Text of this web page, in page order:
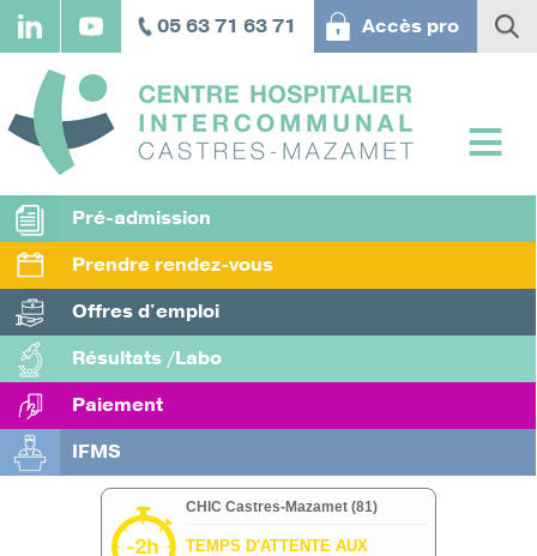
Aller
principal
05 63 71 63 71 Accès pro
Pré-admission
Prendre rendez-vous
Offres d'emploi
Résultats /Labo
Paiement
IFMS